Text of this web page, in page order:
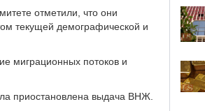
отметили, что они
текущей демографической и
миграционных потоков и
приостановлена выдача ВНЖ.